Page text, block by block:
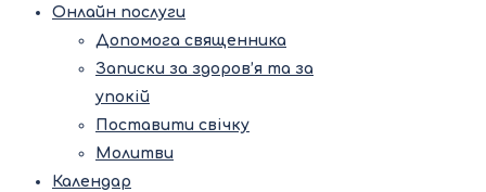
Онлайн послуги
Допомога священника
Записки за здоров’я та за
упокій
Поставити свічку
Молитви
Календар